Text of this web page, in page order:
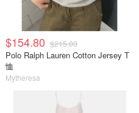
$154.80 $215.00
Polo Ralph Lauren Cotton Jersey T
恤
Mytheresa